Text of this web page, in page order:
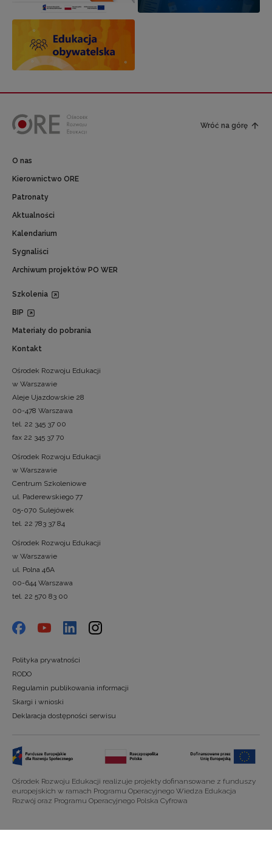
Wróć na górę
O nas
Kierownictwo ORE
Patronaty
Aktualności
Kalendarium
Sygnaliści
Archiwum projektów PO WER
Szkolenia
BIP
Materiały do pobrania
Kontakt
Ośrodek Rozwoju Edukacji
w Warszawie
Aleje Ujazdowskie 28
00-478 Warszawa
tel. 22 345 37 00
fax 22 345 37 70
Ośrodek Rozwoju Edukacji
w Warszawie
Centrum Szkoleniowe
ul. Paderewskiego 77
05-070 Sulejówek
tel. 22 783 37 84
Ośrodek Rozwoju Edukacji
w Warszawie
ul. Polna 46A
00-644 Warszawa
tel. 22 570 83 00
Polityka prywatności
RODO
Regulamin publikowania informacji
Skargi i wnioski
Deklaracja dostępności serwisu
Ośrodek Rozwoju Edukacji realizuje projekty dofinansowane z funduszy
europejskich w ramach Programu Operacyjnego Wiedza Edukacja
Rozwój oraz Programu Operacyjnego Polska Cyfrowa